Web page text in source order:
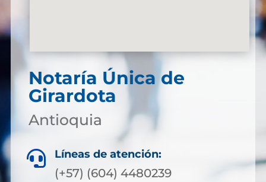
Notaría Única de
Girardota
Antioquia
 Líneas de atención:
(+57) (604) 4480239